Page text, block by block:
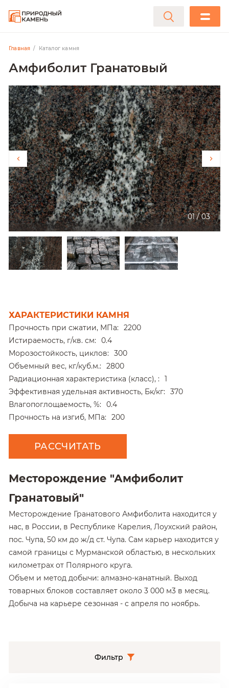
Главная Каталог камня
Амфиболит Гранатовый
01/03
ХАРАКТЕРИСТИКИ КАМНЯ
Прочность при сжатии, МПа:
2200
Истираемость, г/кв. см:
0.4
Морозостойкость, циклов:
300
Объемный вес, кг/куб.м.:
2800
Радиационная характеристика (класс), :
1
Эффективная удельная активность, Бк/кг:
370
Влагопоглощаемость, %:
0.4
Прочность на изгиб, МПа:
200
РАССЧИТАТЬ
Месторождение "Амфиболит
Гранатовый"
Месторождение Гранатового Амфиболита находится у
нас, в России, в Республике Карелия, Лоухский район,
пос. Чупа, 50 км до ж/д ст. Чупа. Сам карьер находится у
самой границы с Мурманской областью, в нескольких
километрах от Полярного круга.
Объем и метод добычи: алмазно-канатный. Выход
товарных блоков составляет около 3 000 м3 в месяц.
Добыча на карьере сезонная - с апреля по ноябрь.
полихромным рисунком, где серо-белые полосы
Фильтр